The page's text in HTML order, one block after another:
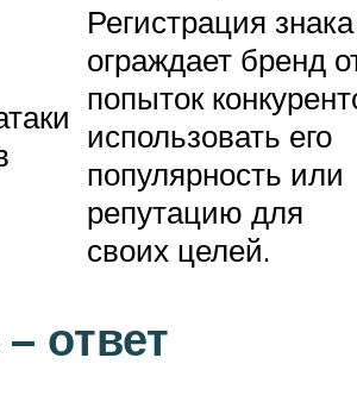
Регистрация знака
ограждает бренд
попыток
использовать его
популярность или
репутацию для
своих целей.
ответ